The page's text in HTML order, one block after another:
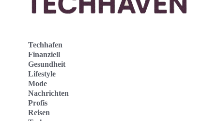
Techhafen
Finanziell
Gesundheit
Lifestyle
Mode
Nachrichten
Profis
Reisen